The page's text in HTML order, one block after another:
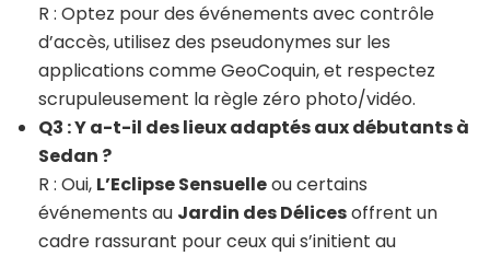
R : Optez pour des événements avec contrôle
d’accès, utilisez des pseudonymes sur les
applications comme GeoCoquin, et respectez
scrupuleusement la règle zéro photo/vidéo.
Q3 : Y a-t-il des lieux adaptés aux débutants à
Sedan ?
R : Oui, L’Eclipse Sensuelleou certains
événements au Jardin des Délicesoffrent un
cadre rassurant pour ceux qui s’initient au